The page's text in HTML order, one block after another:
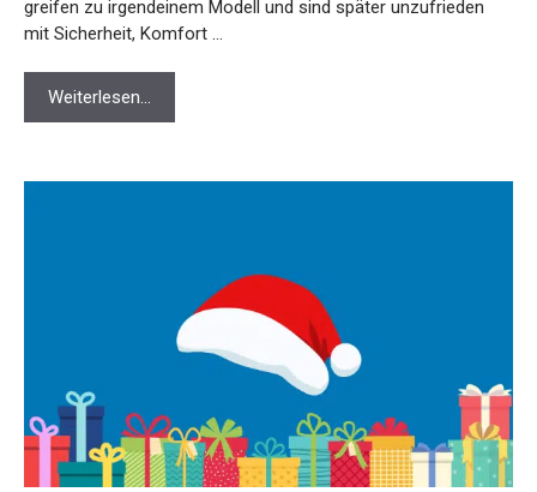
greifen zu irgendeinem Modell und sind später unzufrieden
mit Sicherheit, Komfort …
Weiterlesen…